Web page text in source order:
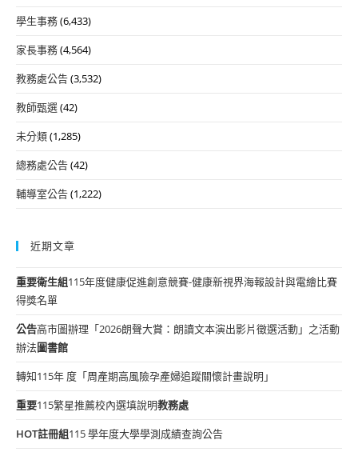
學生事務(6,433)
家長事務(4,564)
教務處公告(3,532)
教師甄選(42)
未分類(1,285)
總務處公告(42)
輔導室公告(1,222)
近期文章
重要衛生組115年度健康促進創意競賽-健康新視界海報設計與電繪比賽
得獎名單
公告高市圖辦理「2026朗聲大賞：朗讀文本演出影片徵選活動」之活動
辦法圖書館
轉知115年 度「周產期高風險孕產婦追蹤關懷計畫說明」
重要115繁星推薦校內選填說明教務處
HOT註冊組115 學年度大學學測成績查詢公告